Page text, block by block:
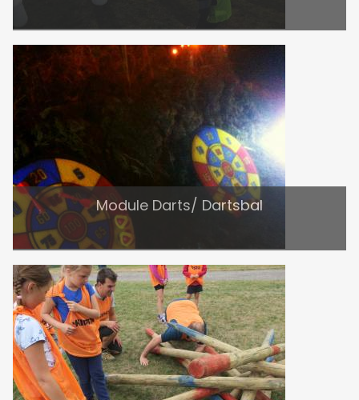
Module Darts/ Dartsbal